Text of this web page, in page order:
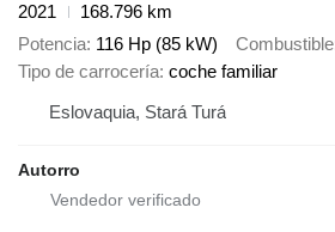
2021
168.796 km
Potencia 116 Hp (85 kW) Combustible
Tipo de carrocería coche familiar
Eslovaquia, Stará Turá
Autorro